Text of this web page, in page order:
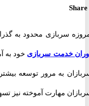
سربازی محدود به
خدمت سربازیخود به
به مرور توسعه بیشتری
مهارت آموخته نیز